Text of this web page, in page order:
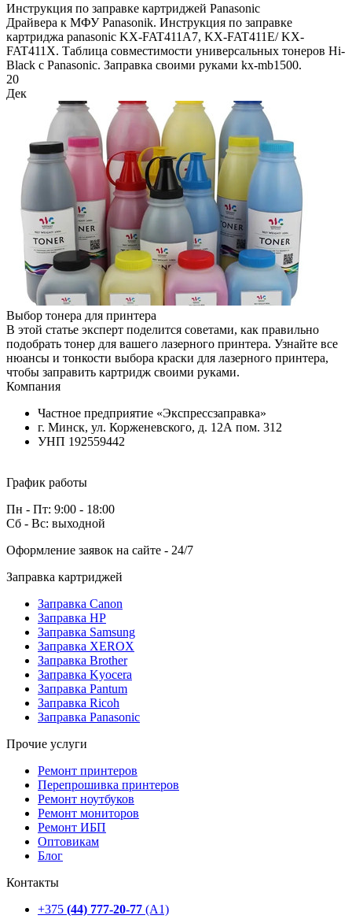
Инструкция по заправке картриджей Panasonic
Драйвера к МФУ Panasonik. Инструкция по заправке
картриджа panasonic KX-FAT411A7, KX-FAT411E/ KX-
FAT411X. Таблица совместимости универсальных тонеров Hi-
Black с Panasonic. Заправка своими руками kx-mb1500.
20
Дек
Выбор тонера для принтера
В этой статье эксперт поделится советами, как правильно
подобрать тонер для вашего лазерного принтера. Узнайте все
нюансы и тонкости выбора краски для лазерного принтера,
чтобы заправить картридж своими руками.
Компания
Частное предприятие «Экспрессзаправка»
г. Минск, ул. Корженевского, д. 12А пом. 312
УНП 192559442
График работы
Пн - Пт: 9:00 - 18:00
Сб - Вс: выходной
Оформление заявок на сайте - 24/7
Заправка картриджей
Заправка Canon
Заправка HP
Заправка Samsung
Заправка XEROX
Заправка Brother
Заправка Kyocera
Заправка Pantum
Заправка Ricoh
Заправка Panasonic
Прочие услуги
Ремонт принтеров
Перепрошивка принтеров
Ремонт ноутбуков
Ремонт мониторов
Ремонт ИБП
Оптовикам
Блог
Контакты
+375 (44) 777-20-77 (А1)